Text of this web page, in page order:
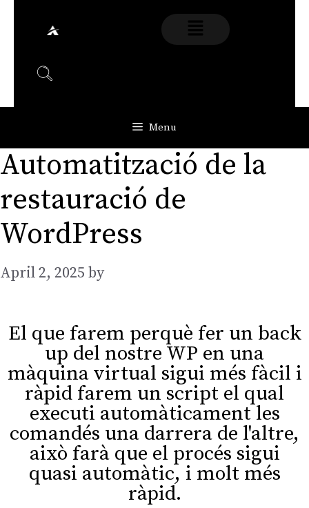
Menu
Automatització de la
restauració de
WordPress
April 2, 2025 by
El que farem perquè fer un back
up del nostre WP en una
màquina virtual sigui més fàcil i
ràpid farem un script el qual
executi automàticament les
comandés una darrera de l'altre,
això farà que el procés sigui
quasi automàtic, i molt més
ràpid.